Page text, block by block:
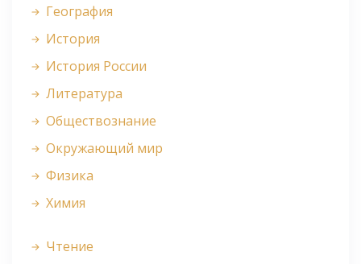
География
История
История России
Литература
Обществознание
Окружающий мир
Физика
Химия
Чтение